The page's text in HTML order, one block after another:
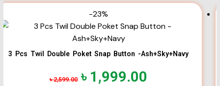
-23%
3 Pcs Twil Double Poket Snap Button -Ash+Sky+Navy
৳2,599.00 ৳ 1,999.00